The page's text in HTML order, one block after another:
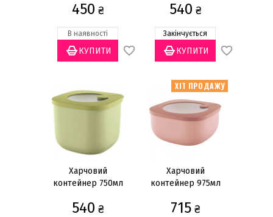
Everyday
Home
Kitchen Active Design
450 ₴
В наявності
540 ₴
Закінчується
Харчовий
контейнер 750мл
540 ₴
ХІТ ПРОДАЖУ
Харчовий
контейнер 975мл
715₴